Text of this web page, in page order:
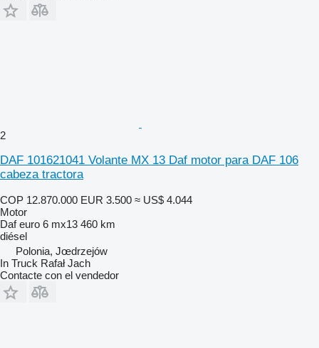
2
DAF 101621041 Volante MX 13 Daf motor para DAF 106
cabeza tractora
COP 12.870.000 EUR 3.500 ≈ US$ 4.044
Motor
Daf euro 6 mx13 460 km
diésel
Polonia, Jœdrzejów
In Truck Rafał Jach
Contacte con el vendedor